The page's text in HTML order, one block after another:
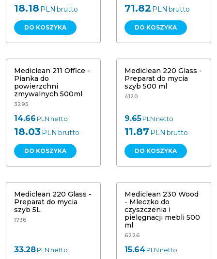
18.18 PLN brutto
DO KOSZYKA
71.82 PLN brutto
DO KOSZYKA
Mediclean 211 Office - Pianka do
Mediclean 211 Office -
Pianka do
powierzchni
zmywalnych 500ml
3295
14.66 PLN netto
18.03PLN brutto
DO KOSZYKA
Mediclean 220 Glass - Preparat do
Mediclean 220 Glass -
Preparat do mycia
szyb 500 ml
4120
9.65PLN netto
11.87 PLN brutto
DO KOSZYKA
Mediclean 220 Glass - Preparat do
Mediclean 220 Glass -
Preparat do mycia
szyb 5L
1736
33.28PLN netto
Mediclean 230 Wood - Mleczko do
czyszczenia i pielęgnacji mebli 500
Mediclean 230 Wood
- Mleczko do
czyszczenia i
pielęgnacji mebli 500
ml
6226
15.64PLN netto